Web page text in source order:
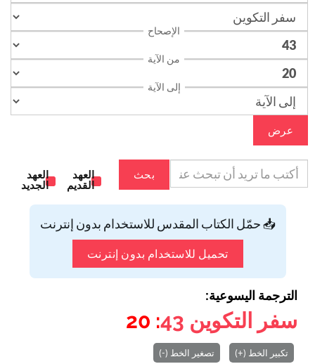
الإصحاح
من الآية
إلى الآية
عرض
بحث
العهد
القديم
العهد
الجديد
📥 حمّل الكتاب المقدس للاستخدام بدون إنترنت
تحميل للاستخدام بدون إنترنت
الترجمة اليسوعية:
سفر التكوين 43
: 20
تكبير الخط (+) تصغير الخط (-)